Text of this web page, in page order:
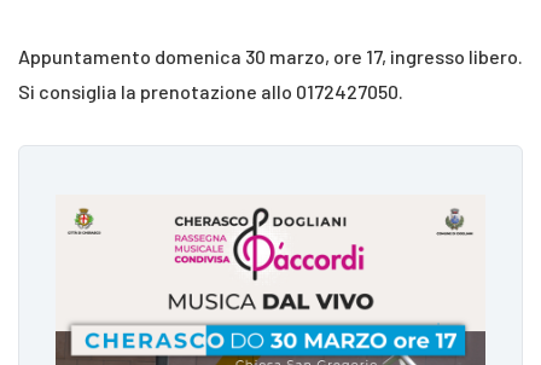
Appuntamento domenica 30 marzo, ore 17, ingresso libero.
Si consiglia la prenotazione allo 0172427050.